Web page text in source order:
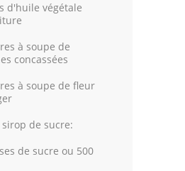
d'huile végétale
à soupe de
concassées
à soupe de fleur
sirop de sucre:
de sucre ou 500